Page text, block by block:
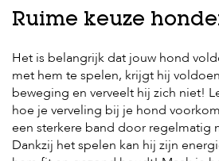
o
m
e
F
o
l
d
Ruime keuze
Het is belangrijk dat jouw hond
met hem te spelen, krijgt hij
beweging en verveelt hij zich niet!
hoe je verveling bij je hond
een sterkere band door regelmatig
Dankzij het spelen kan hij zijn